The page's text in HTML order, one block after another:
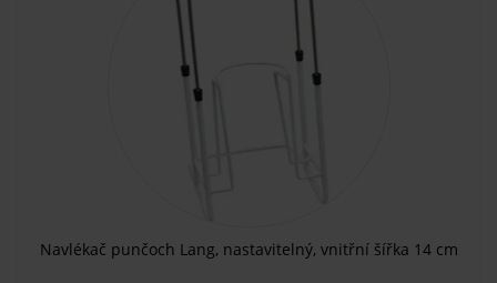
Navlékač punčoch Lang, nastavitelný, vnitřní šířka 14 cm